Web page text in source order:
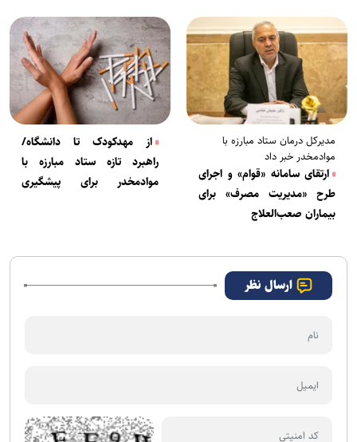
مدیرکل درمان ستاد مبارزه با
موادمخدر خبر داد
ارتقای سامانه «قوام» و اجرای
طرح «مدیریت مصرف» برای
بیماران صعب‌العلاج
از مهدکودک تا دانشگاه/
راهبرد تازه ستاد مبارزه با
موادمخدر برای پیشگیری
ارسال نظر